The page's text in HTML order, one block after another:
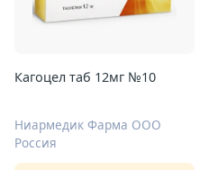
Кагоцел таб 12мг №10
Ниармедик Фарма ООО
Россия